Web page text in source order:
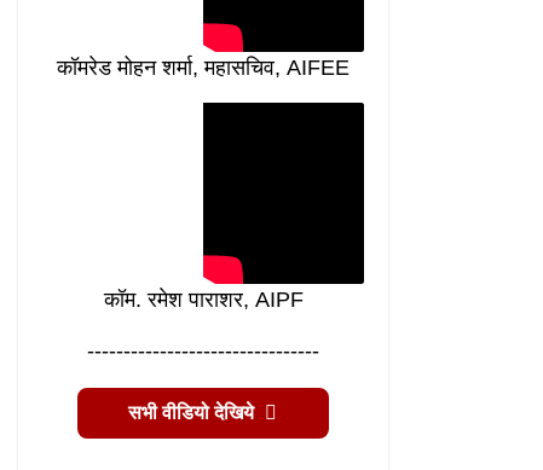
कॉमरेड मोहन शर्मा, महासचिव, AIFEE
कॉम. रमेश पाराशर, AIPF
--------------------------------
सभी वीडियो देखिये